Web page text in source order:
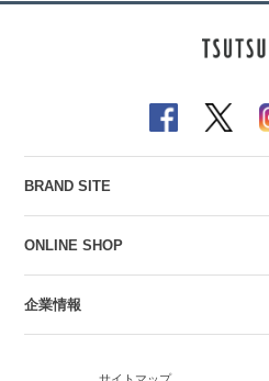
BRAND SITE
ONLINE SHOP
企業情報